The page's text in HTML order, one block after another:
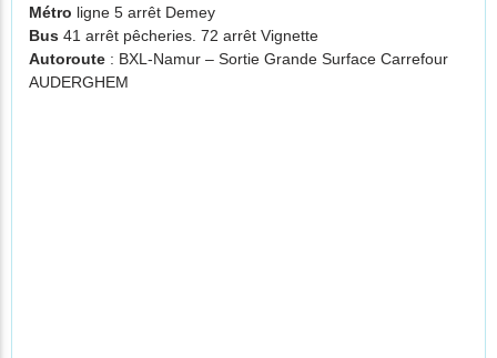
Métro ligne 5 arrêt Demey
Bus 41 arrêt pêcheries. 72 arrêt Vignette
Autoroute : BXL-Namur – Sortie Grande Surface Carrefour
AUDERGHEM